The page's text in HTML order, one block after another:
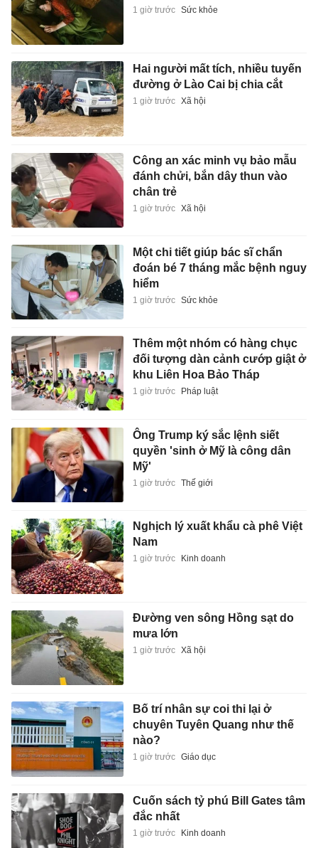
1 giờ trước Sức khỏe
Hai người mất tích, nhiều tuyến
đường ở Lào Cai bị chia cắt
1 giờ trước Xã hội
Công an xác minh vụ bảo mẫu
đánh chửi, bắn dây thun vào
chân trẻ
1 giờ trước Xã hội
Một chi tiết giúp bác sĩ chẩn
đoán bé 7 tháng mắc bệnh nguy
hiểm
1 giờ trước Sức khỏe
Thêm một nhóm có hàng chục
đối tượng dàn cảnh cướp giật ở
khu Liên Hoa Bảo Tháp
1 giờ trước Pháp luật
Ông Trump ký sắc lệnh siết
quyền 'sinh ở Mỹ là công dân
Mỹ'
1 giờ trước Thế giới
Nghịch lý xuất khẩu cà phê Việt
Nam
1 giờ trước Kinh doanh
Đường ven sông Hồng sạt do
mưa lớn
1 giờ trước Xã hội
Bố trí nhân sự coi thi lại ở
chuyên Tuyên Quang như thế
nào?
1 giờ trước Giáo dục
Cuốn sách tỷ phú Bill Gates tâm
đắc nhất
1 giờ trước Kinh doanh